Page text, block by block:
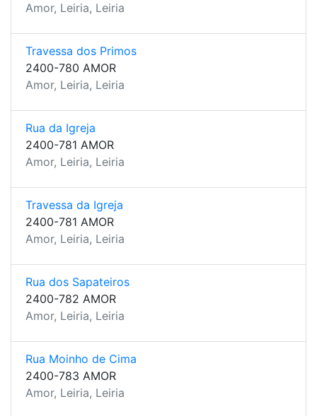
Amor, Leiria, Leiria
Travessa dos Primos
2400-780 AMOR
Amor, Leiria, Leiria
Rua da Igreja
2400-781 AMOR
Amor, Leiria, Leiria
Travessa da Igreja
2400-781 AMOR
Amor, Leiria, Leiria
Rua dos Sapateiros
2400-782 AMOR
Amor, Leiria, Leiria
Rua Moinho de Cima
2400-783 AMOR
Amor, Leiria, Leiria